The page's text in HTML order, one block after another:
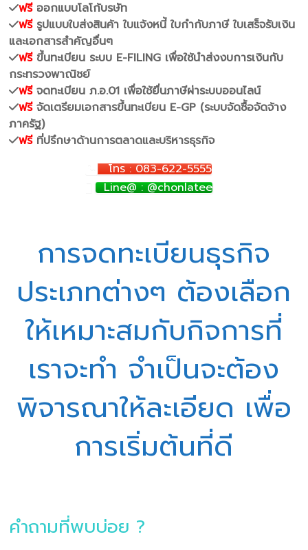
ฟรีออกแบบโลโก้บรษัท
ฟรีรูปแบบใบส่งสินค้า ใบแจ้งหนี้ ใบกำกับภาษี ใบเสร็จรับเงิน
และเอกสารสำคัญอื่นๆ
ฟรีขึ้นทะเบียน ระบบ E-FILING เพื่อใช้นำส่งงบการเงินกับ
กระทรวงพาณิชย์
ฟรีจดทะเบียน ภ.อ.01 เพื่อใช้ยื่นภาษีผ่าระบบออนไลน์
ฟรีจัดเตรียมเอกสารขึ้นทะเบียน E-GP (ระบบจัดซื้อจัดจ้าง
ภาครัฐ)
ฟรีที่ปรึกษาด้านการตลาดและบริหารธุรกิจ
โทร : 083-622-5555
Line@ : @chonlatee
การจดทะเบียนธุรกิจ
ประเภทต่างๆ ต้องเลือก
ให้เหมาะสมกับกิจการที่
เราจะทำ จำเป็นจะต้อง
พิจารณาให้ละเอียด เพื่อ
การเริ่มต้นที่ดี
คำถามที่พบบ่อย ?